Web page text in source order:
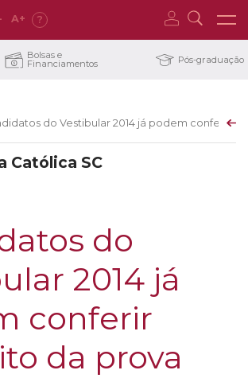
A+ ?
Bolsas e
Financiamentos Pós-graduação
do Vestibular 2014 já podem conferir
Católica SC
do
2014 já
conferir
da prova